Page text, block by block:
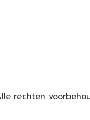
rechten